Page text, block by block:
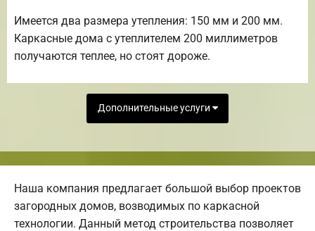
Имеется два размера утепления: 150 мм и 200 мм.
Каркасные дома с утеплителем 200 миллиметров
получаются теплее, но стоят дороже.
Дополнительные услуги
Наша компания предлагает большой выбор проектов
загородных домов, возводимых по каркасной
технологии. Данный метод строительства позволяет